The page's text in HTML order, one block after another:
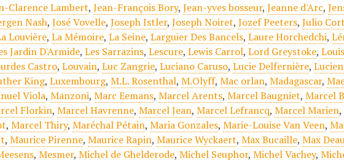
Clarence Lambert,Jean-François Bory,Jean-yves bosseur,Jeanne d'Arc,
Nash,José Vovelle,Joseph Istler,Joseph Noiret,Jozef Peeters,Julio
Louvière,La Mémoire,La Seine,Larguier Des Bancels,Laure Horchedchi,
Jardin D'Armide,Les Sarrazins,Lescure,Lewis Carrol,Lord Greystoke,
Castro,Louvain,Luc Zangrie,Luciano Caruso,Lucie Delfernière,
King,Luxembourg,M.L. Rosenthal,M.Olyff,Mac orlan,Madagascar,
Viola,Manzoni,Marc Eemans,Marcel Arents,Marcel Baugniet,Marcel
Florkin,Marcel Havrenne,Marcel Jean,Marcel Lefrancq,Marcel Marien,
,Marcel Thiry,Maréchal Pétain,Maria Gonzales,Marie-Louise Van Veen,
,Maurice Pirenne,Maurice Rapin,Maurice Wyckaert,Max Bucaille,Max
,Mesmer,Michel de Ghelderode,Michel Seuphor,Michel Vachey,